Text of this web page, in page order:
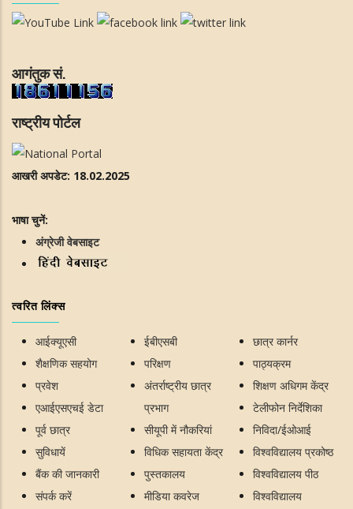
आगंतुक सं.
राष्ट्रीय पोर्टल
आखरी अपडेट: 18.02.2025
भाषा चुनें:
अंग्रेजी वेबसाइट
त्वरित लिंक्स
आईक्यूएसी
शैक्षणिक सहयोग
प्रवेश
एआईएसएचई डेटा
पूर्व छात्र
सुविधायें
बैंक की जानकारी
संपर्क करें
ईबीएसबी
परिक्षण
अंतर्राष्ट्रीय छात्र
प्रभाग
सीयूपी में नौकरियां
विधिक सहायता केंद्र
पुस्तकालय
मीडिया कवरेज
छात्र कार्नर
पाठ्यक्रम
शिक्षण अधिगम केंद्र
टेलीफोन निर्देशिका
निविदा/ईओआई
विश्वविद्यालय प्रकोष्ठ
विश्वविद्यालय पीठ
विश्वविद्यालय